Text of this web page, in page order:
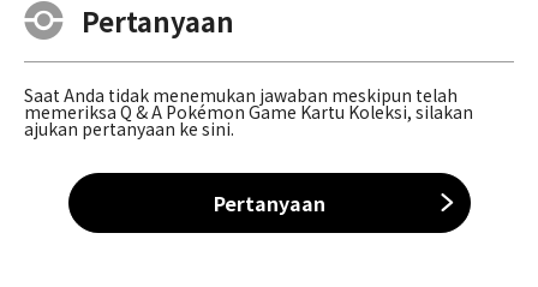
Pertanyaan
Saat Anda tidak menemukan jawaban meskipun telah
memeriksa Q & A Pokémon Game Kartu Koleksi, silakan
ajukan pertanyaan ke sini.
Pertanyaan